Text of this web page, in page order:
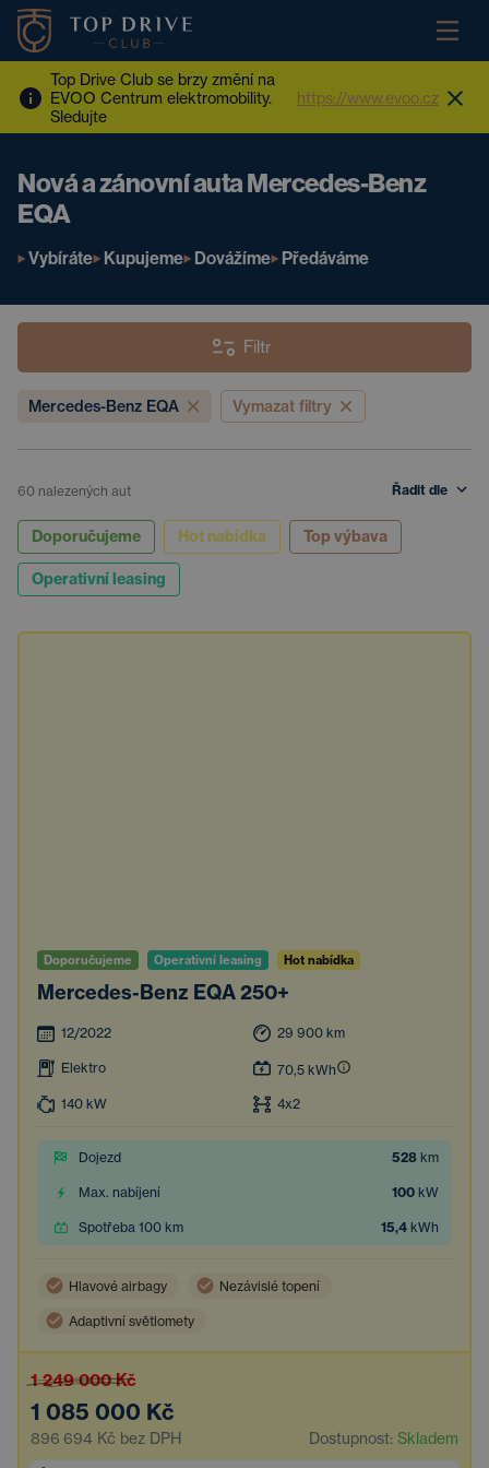
Top Drive Club se brzy změní na
EVOO Centrum elektromobility.
Sledujte
https://www.evoo.cz
Nová a zánovní auta Mercedes-Benz
EQA
Vybíráte Kupujeme Dovážíme Předáváme
Filtr
Mercedes-Benz EQA Vymazat filtry
60 nalezených aut Řadit dle
Doporučujeme Hot nabídka Top výbava
Operativní leasing
Doporučujeme Operativní leasing Hot nabídka
Mercedes-Benz EQA 250+
12/2022 29 900 km
Elektro 70,5 kWh
140 kW 4x2
Dojezd 528 km
Max. nabíjení 100 kW
Spotřeba 100 km 15,4 kWh
Hlavové airbagy Nezávislé topení
Adaptivní světlomety
Vzdálená správa vozu skrze mobilní aplikaci
Samočinné parkování
18'' kola z lehkých slitin
Boční airbagy Dvouzónová klimatizace
1 249 000 Kč
1 085 000 Kč
896 694 Kč bez DPH Dostupnost: Skladem